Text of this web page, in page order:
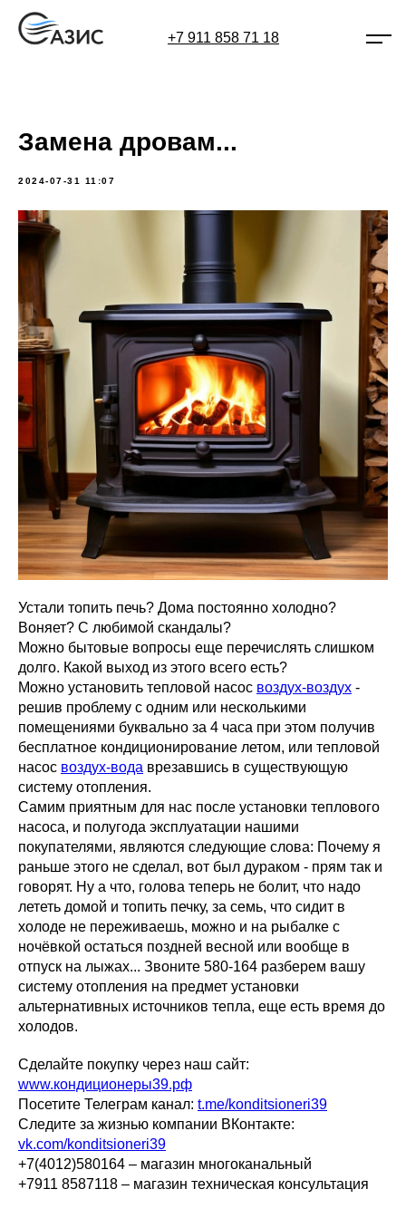
+7 911 858 71 18
Замена дровам...
2024-07-31 11:07
Устали топить печь? Дома постоянно холодно?
Воняет? С любимой скандалы?
Можно бытовые вопросы еще перечислять слишком
долго. Какой выход из этого всего есть?
Можно установить тепловой насос воздух-воздух -
решив проблему с одним или несколькими
помещениями буквально за 4 часа при этом получив
бесплатное кондиционирование летом, или тепловой
насос воздух-вода врезавшись в существующую
систему отопления.
Самим приятным для нас после установки теплового
насоса, и полугода эксплуатации нашими
покупателями, являются следующие слова: Почему я
раньше этого не сделал, вот был дураком - прям так и
говорят. Ну а что, голова теперь не болит, что надо
лететь домой и топить печку, за семь, что сидит в
холоде не переживаешь, можно и на рыбалке с
ночёвкой остаться поздней весной или вообще в
отпуск на лыжах... Звоните 580-164 разберем вашу
систему отопления на предмет установки
альтернативных источников тепла, еще есть время до
холодов.
Сделайте покупку через наш сайт:
www.кондиционеры39.рф
Посетите Телеграм канал: t.me/konditsioneri39
Следите за жизнью компании ВКонтакте:
vk.com/konditsioneri39
+7(4012)580164 – магазин многоканальный
+7911 8587118 – магазин техническая консультация